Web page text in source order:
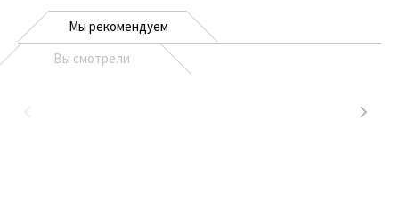
Мы рекомендуем
Вы смотрели